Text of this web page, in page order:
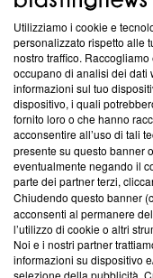
Questa sezione offre
News, sui nostri
creare news di
‘Trust Project - News
ancora membro del
parte; Trust Project
conformità agli
Su di noi
Team editoriale
Corporate
Utilizziamo i cookie e
personalizzato rispetto alle
nostro traffico.
occupano di analisi dei dati
informazioni sul tuo
dispositivo, i quali
fornito loro o che hanno
acconsentire all’uso di tali
presente su questo banner
eventualmente negando il
parte dei partner terzi,
Chiudendo questo banner
acconsenti al permanere
l’utilizzo di cookie o altri
Noi e i nostri partner
informazioni su dispositivo
selezione della pubblicità.